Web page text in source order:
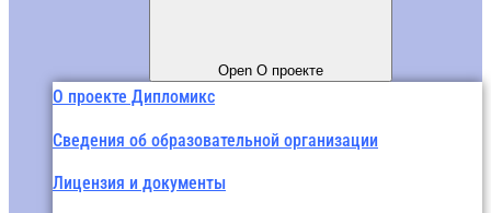
Open О проекте
О проекте Дипломикс
Сведения об образовательной организации
Лицензия и документы